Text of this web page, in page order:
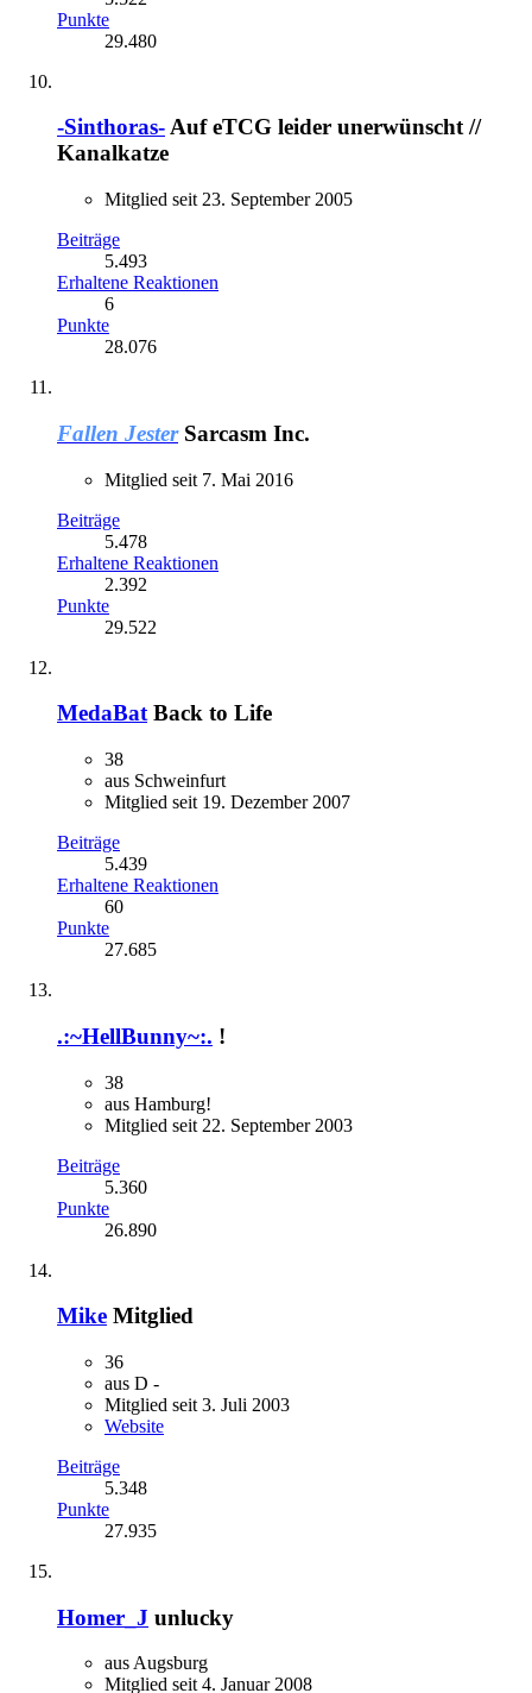
Punkte
29.480
-Sinthoras-Auf eTCG leider unerwünscht //
Kanalkatze
Mitglied seit 23. September 2005
Beiträge
5.493
Erhaltene Reaktionen
6
Punkte
28.076
Fallen Jester Sarcasm Inc.
Mitglied seit 7. Mai 2016
Beiträge
5.478
Erhaltene Reaktionen
2.392
Punkte
29.522
MedaBat Back to Life
38
aus Schweinfurt
Mitglied seit 19. Dezember 2007
Beiträge
5.439
Erhaltene Reaktionen
60
Punkte
27.685
.:~HellBunny~:. !
38
aus Hamburg!
Mitglied seit 22. September 2003
Beiträge
5.360
Punkte
26.890
Mike Mitglied
36
aus D -
Mitglied seit 3. Juli 2003
Website
Beiträge
5.348
Punkte
27.935
Homer_J unlucky
aus Augsburg
Mitglied seit 4. Januar 2008